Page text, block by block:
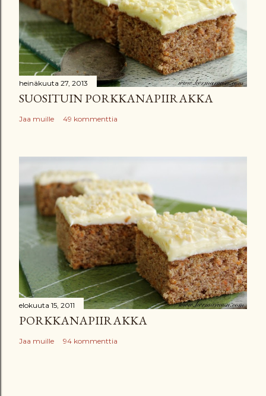
m
m
e
n
t
t
i
heinäkuuta 27, 2013
SUOSITUIN PORKKANAPIIRAKKA
Jaa muille 49 kommenttia
elokuuta 15, 2011
PORKKANAPIIRAKKA
Jaa muille 94 kommenttia